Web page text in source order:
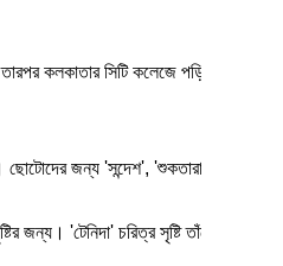
কলকাতার সিটি কলেজে পড়িয়ে শেষে
জন্য 'সন্দেশ', 'শুকতারা', 'মুকুল',
জন্য। 'টেনিদা' চরিত্র সৃষ্টি তাঁকে